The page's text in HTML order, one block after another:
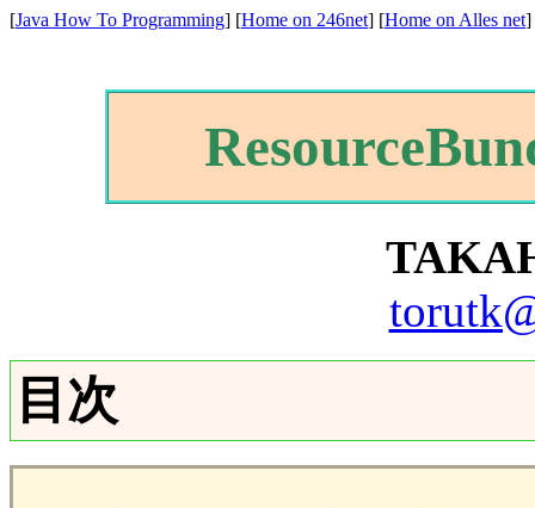
[Java How To Programming] [Home on 246net] [Home on Alles net]
目次